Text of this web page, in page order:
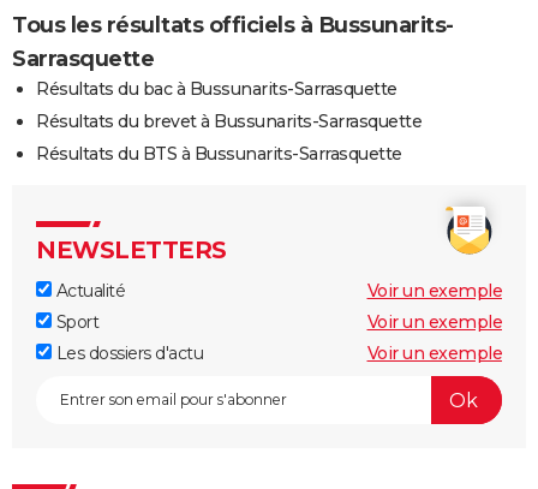
Tous les résultats officiels à Bussunarits-
Sarrasquette
Résultats du bac à Bussunarits-Sarrasquette
Résultats du brevet à Bussunarits-Sarrasquette
Résultats du BTS à Bussunarits-Sarrasquette
NEWSLETTERS
Actualité
Voir un exemple
Sport
Voir un exemple
Les dossiers d'actu
Voir un exemple